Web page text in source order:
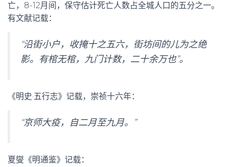
亡，8-12月间，保守估计死亡人数占全城人口的五分之一。
有文献记载：
“沿街小户，收掩十之五六，街坊间的儿为之绝
影。有棺无棺，九门计数，二十余万也”。
《明史·五行志》记载，崇祯十六年：
“京师大疫，自二月至九月。”
夏燮《明通鉴》记载：